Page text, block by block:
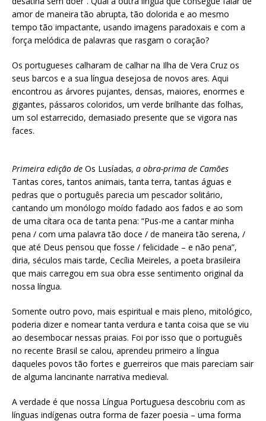
amor de maneira tão abrupta, tão dolorida e ao mesmo
tempo tão impactante, usando imagens paradoxais e com a
força melódica de palavras que rasgam o coração?
Os portugueses calharam de calhar na Ilha de Vera Cruz os
seus barcos e a sua língua desejosa de novos ares. Aqui
encontrou as árvores pujantes, densas, maiores, enormes e
gigantes, pássaros coloridos, um verde brilhante das folhas,
um sol estarrecido, demasiado presente que se vigora nas
faces.
Primeira edição de Os Lusíadas, a obra-prima de Camões
Tantas cores, tantos animais, tanta terra, tantas águas e
pedras que o português parecia um pescador solitário,
cantando um monólogo moído fadado aos fados e ao som
de uma cítara oca de tanta pena: “Pus-me a cantar minha
pena / com uma palavra tão doce / de maneira tão serena, /
que até Deus pensou que fosse / felicidade – e não pena”,
diria, séculos mais tarde, Cecília Meireles, a poeta brasileira
que mais carregou em sua obra esse sentimento original da
nossa língua.
Somente outro povo, mais espiritual e mais pleno, mitológico,
poderia dizer e nomear tanta verdura e tanta coisa que se viu
ao desembocar nessas praias. Foi por isso que o português
no recente Brasil se calou, aprendeu primeiro a língua
daqueles povos tão fortes e guerreiros que mais pareciam sair
de alguma lancinante narrativa medieval.
A verdade é que nossa Língua Portuguesa descobriu com as
línguas indígenas outra forma de fazer poesia – uma forma